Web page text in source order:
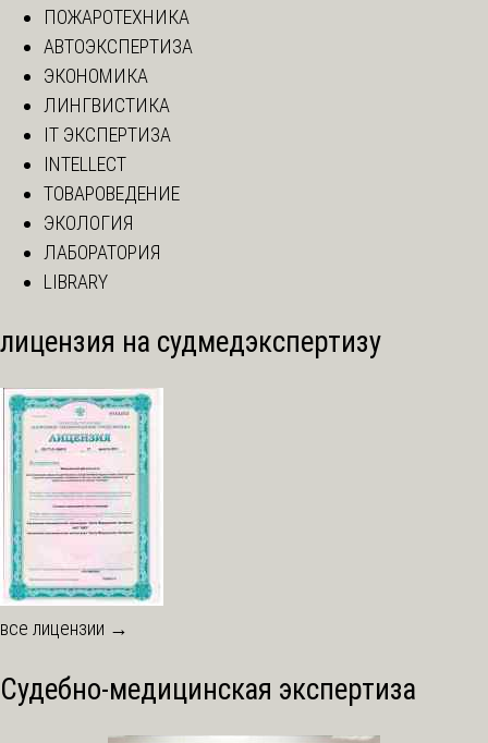
ПОЖАРОТЕХНИКА
АВТОЭКСПЕРТИЗА
ЭКОНОМИКА
ЛИНГВИСТИКА
IT ЭКСПЕРТИЗА
INTELLECT
ТОВАРОВЕДЕНИЕ
ЭКОЛОГИЯ
ЛАБОРАТОРИЯ
LIBRARY
лицензия на судмедэкспертизу
все лицензии →
Судебно-медицинская экспертиза